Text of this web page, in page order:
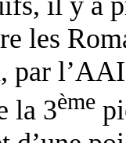
les
par
la 3ème